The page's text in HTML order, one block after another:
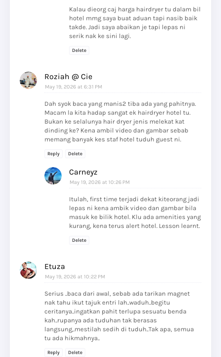
Kalau dieorg caj harga hairdryer tu dalam bil
hotel mmg saya buat aduan tapi nasib baik
takde. Jadi saya abaikan je tapi lepas ni
serik nak ke sini lagi.
Delete
Roziah @ Cie
May 19, 2026 at 6:31 PM
Dah syok baca yang manis2 tiba ada yang pahitnya.
Macam la kita hadap sangat ek hairdryer hotel tu.
Bukan ke selalunya hair dryer jenis melekat kat
dinding ke? Kena ambil video dan gambar sebab
memang banyak kes staf hotel tuduh guest ni.
Reply Delete
Carneyz
May 19, 2026 at 10:26 PM
Itulah, first time terjadi dekat kiteorang jadi
lepas ni kena ambik video dan gambar bila
masuk ke bilik hotel. Klu ada amenities yang
kurang, kena terus alert hotel. Lesson learnt.
Delete
Etuza
May 19, 2026 at 10:22 PM
Serius ..baca dari awal, sebab ada tarikan magnet
nak tahu ikut tajuk entri lah..waduh..begitu
ceritanya..ingatkan pahit terlupa sesuatu benda
kah..rupanya ada tuduhan tak berasas
langsung,.mestilah sedih di tuduh..Tak apa, semua
tu ada hikmahnya..
Reply Delete